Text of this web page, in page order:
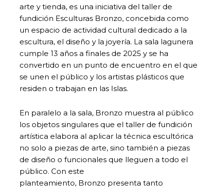
arte y tienda, es una iniciativa del taller de
fundición Esculturas Bronzo, concebida como
un espacio de actividad cultural dedicado a la
escultura, el diseño y la joyería. La sala lagunera
cumple 13 años a finales de 2025 y se ha
convertido en un punto de encuentro en el que
se unen el público y los artistas plásticos que
residen o trabajan en las Islas.
En paralelo a la sala, Bronzo muestra al público
los objetos singulares que el taller de fundición
artística elabora al aplicar la técnica escultórica
no solo a piezas de arte, sino también a piezas
de diseño o funcionales que lleguen a todo el
público. Con este
planteamiento, Bronzo presenta tanto